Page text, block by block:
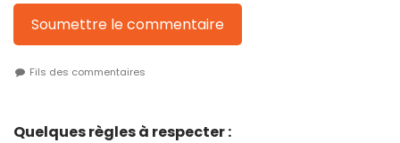
Soumettre le commentaire
Fils des commentaires
Quelques règles à respecter :